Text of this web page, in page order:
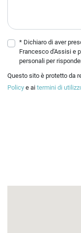
* Dichiaro di aver
Francesco d'Assisi e
personali per
Questo sito è protetto da
Policy e ai termini di